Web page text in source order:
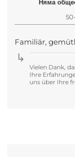
Няма
Familiär,
Vielen Dank,
Ihre
uns über Ihre